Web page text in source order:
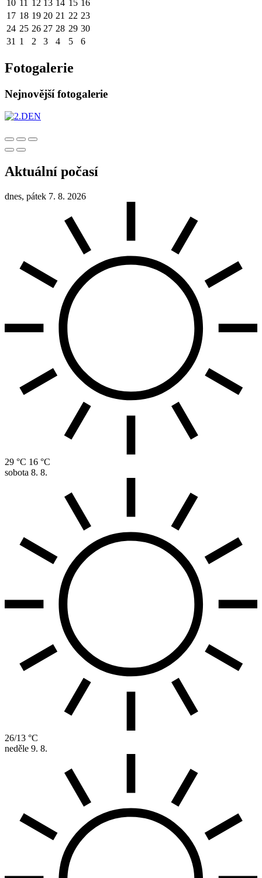
10 11 12 13 14 15 16
17 18 19 20 21 22 23
24 25 26 27 28 29 30
31 1 2 3 4 5 6
Fotogalerie
Nejnovější fotogalerie
Aktuální počasí
dnes, pátek 7. 8. 2026
29 °C 16 °C
sobota 8. 8.
26/13 °C
neděle 9. 8.